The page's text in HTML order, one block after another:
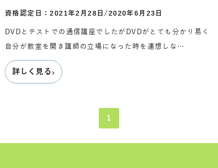
資格認定日：2021年2月28日/2020年6月23日
DVDとテストでの通信講座でしたがDVDがとても分かり易く
自分が教室を開き講師の立場になった時を連想しな…
詳しく見る›
1